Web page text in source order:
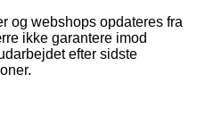
og webshops opdateres fra
ikke garantere imod
efter sidste